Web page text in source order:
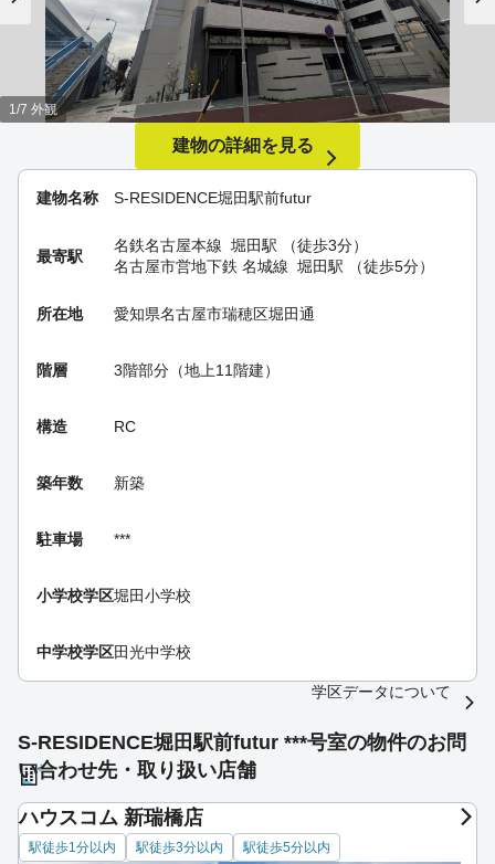
建物名称 S-RESIDENCE堀田駅前futur
最寄駅
名鉄名古屋本線 堀田駅 （徒歩3分）
名古屋市営地下鉄 名城線 堀田駅 （徒歩5分）
所在地 愛知県名古屋市瑞穂区堀田通
階層 3階部分（地上11階建）
構造 RC
築年数 新築
駐車場 ***
小学校学区堀田小学校
中学校学区田光中学校
1/7 外観
建物の詳細を見る
学区データについて
S-RESIDENCE堀田駅前futur ***号室の物件のお問
い合わせ先・取り扱い店舗
ハウスコム 新瑞橋店
駅徒歩1分以内 駅徒歩3分以内 駅徒歩5分以内